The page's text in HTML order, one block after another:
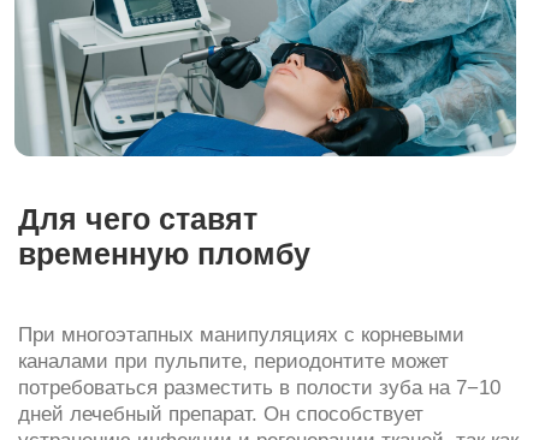
При многоэтапных манипуляциях с корневыми
каналами при пульпите, периодонтите может
устранению инфекции и регенерации тканей, так как
содержит кальций. Временная пломба на зуб нужна,
чтобы изолировать лекарство и избежать
мостовидного протеза также используется
временная реставрация. Она защищает
препарированный зуб от инфекции на период, пока
идет изготовление ортопедической конструкции.
Цена пломбы на зуб в этом случае минимальная.
Для чего ставят
временную пломбу